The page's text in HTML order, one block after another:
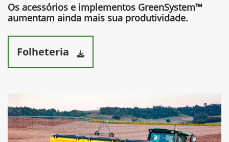
Os acessórios e implementos GreenSystem™
aumentam ainda mais sua produtividade.​
Folheteria